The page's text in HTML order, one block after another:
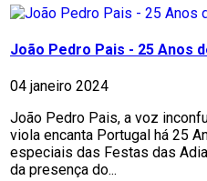
João Pedro Pais - 25 Anos
04 janeiro 2024
João Pedro Pais, a voz
viola encanta Portugal há 25
especiais das Festas das
da presença do...